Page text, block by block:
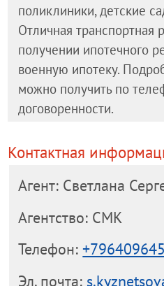
поликлиники, детские
Отличная транспортная
получении ипотечного
военную ипотеку.
можно получить по
договоренности.
Контактная
Агент: Светлана
Агентство: СМК
Телефон:
Эл. почта: